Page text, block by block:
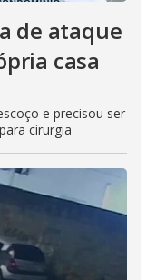
de ataque
casa
e precisou ser
cirurgia